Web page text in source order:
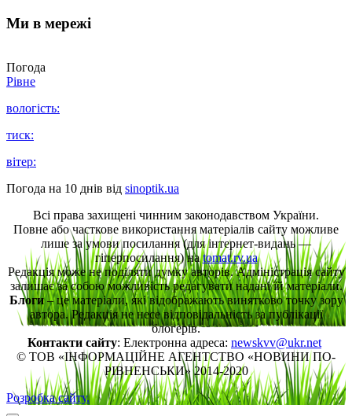
Ми в мережі
Погода
Рівне
вологість:
тиск:
вітер:
Погода на 10 днів від sinoptik.ua
Всі права захищені чинним законодавством України.
Повне або часткове використання матеріалів сайту можливе
лише за умови посилання (для інтернет-видань —
гіперпосилання) наtomat.rv.ua
Редакція може не поділяти думку авторів. Адміністрація сайту
залишає за собою можливість редагувати надані їй матеріали.
Блоги– це матеріали, які відображають винятково точку зору
автора. Редакція не несе відповідальність за публікації
блогерів.
Контакти сайту: Електронна адреса: newskvv@ukr.net
© ТОВ «ІНФОРМАЦІЙНЕ АГЕНТСТВО «НОВИНИ ПО-
РІВНЕНСЬКИ» 2014-2020
Розробка сайту.